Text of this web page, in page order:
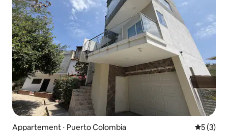
Appartement ⋅ Puerto Colombia
5 (3)